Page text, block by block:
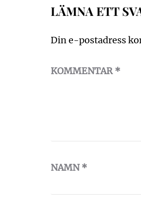
LÄMNA ETT
Din e-postadress
KOMMENTAR*
NAMN*